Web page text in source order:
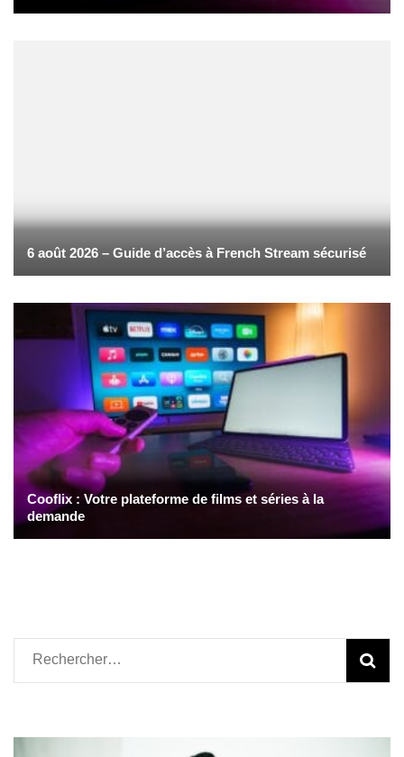
6 août 2026 – Guide d’accès à French Stream sécurisé
Cooflix : Votre plateforme de films et séries à la
demande
Rechercher :